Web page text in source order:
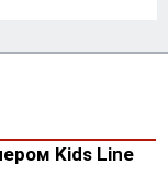
Kids Line